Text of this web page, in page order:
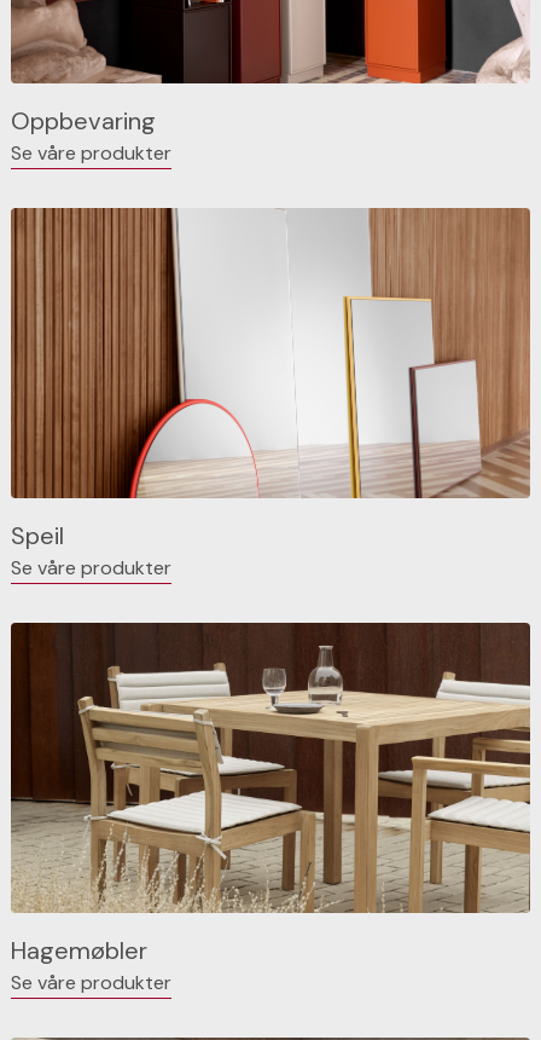
Oppbevaring
Se våre produkter
Speil
Se våre produkter
Hagemøbler
Se våre produkter